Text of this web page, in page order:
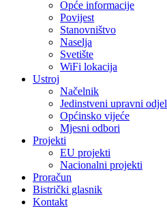
Opće informacije
Povijest
Stanovništvo
Naselja
Svetište
WiFi lokacija
Ustroj
Načelnik
Jedinstveni upravni odjel
Općinsko vijeće
Mjesni odbori
Projekti
EU projekti
Nacionalni projekti
Proračun
Bistrički glasnik
Kontakt